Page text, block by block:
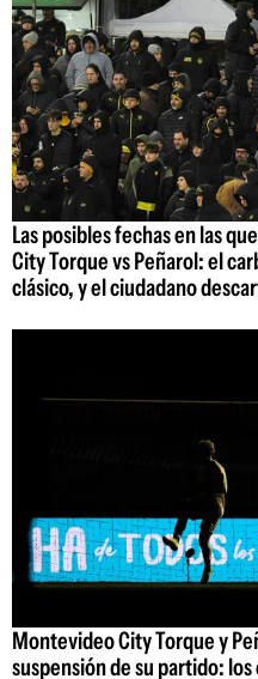
Las posibles fechas en las
City Torque vs Peñarol: el
clásico, y el ciudadano
Montevideo City Torque y
suspensión de su partido: